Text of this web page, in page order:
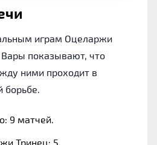
играм Оцеларжи
показывают, что
ними проходит в
борьбе.
9 матчей.
Тринец: 5.